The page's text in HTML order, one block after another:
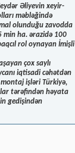
Əliyevin xeyir-
məbləğində
olunduğu zavodda
min ha. ərazidə 100
rol oynayan İmişli
çox saylı
iqtisadi cəhətdən
işləri Türkiyə,
tərəfindən həyata
gedişindən